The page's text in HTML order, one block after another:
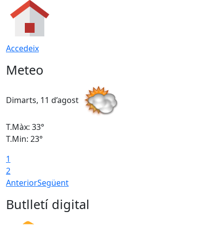
Accedeix
Meteo
Dimarts, 11 d’agost
T.Màx: 33°
T.Min: 23°
1
2
AnteriorSegüent
Butlletí digital